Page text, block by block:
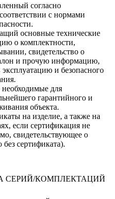
согласно
с нормами
основные технические
о комплектности,
свидетельство о
и прочую информацию,
и безопасного
для
гарантийного и
объекта.
на изделие, а также на
если сертификация не
свидетельствующее о
сертификата).
СЕРИЙ/КОМПЛЕКТАЦИЙ